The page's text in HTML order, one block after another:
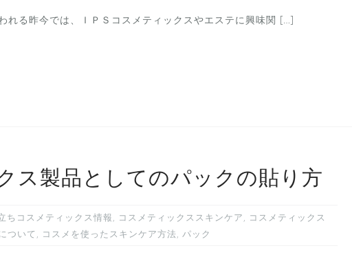
れる昨今では、ＩＰＳコスメティックスやエステに興味関 […]
ス製品としてのパックの貼り方
ちコスメティックス情報, コスメティックススキンケア, コスメティックス
ついて, コスメを使ったスキンケア方法, パック